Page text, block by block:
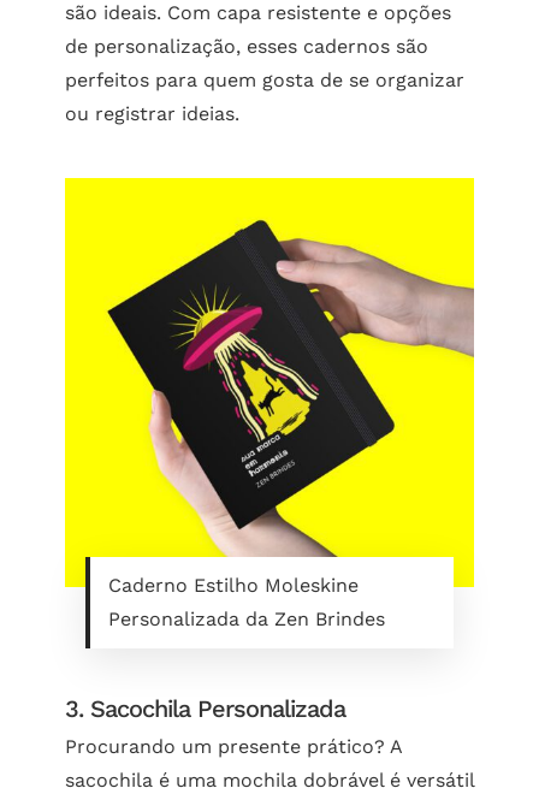
são ideais. Com capa resistente e opções
de personalização, esses cadernos são
perfeitos para quem gosta de se organizar
ou registrar ideias.
Caderno Estilho Moleskine
Personalizada da Zen Brindes
3. Sacochila Personalizada
Procurando um presente prático? A
sacochila é uma mochila dobrável é versátil